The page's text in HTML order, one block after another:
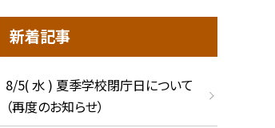
新着記事
8/5( 水 ) 夏季学校閉庁日について
（再度のお知らせ）